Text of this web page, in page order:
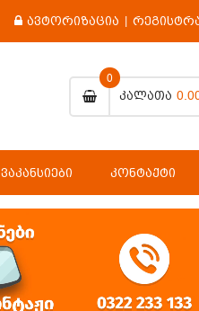
ავტორიზაცია |
Კალათა
0
ᲕᲐᲙᲐᲜᲡᲘᲔᲑᲘ ᲙᲝᲜᲢᲐᲥᲢᲘ